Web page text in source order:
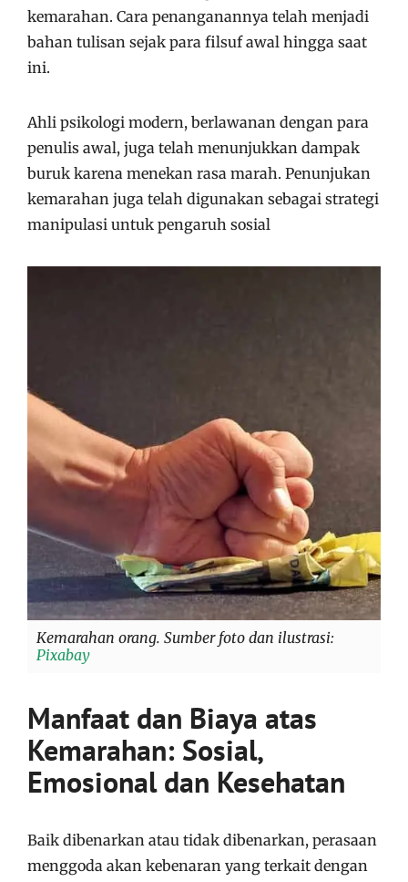
kemarahan. Cara penanganannya telah menjadi
bahan tulisan sejak para filsuf awal hingga saat
ini.
Ahli psikologi modern, berlawanan dengan para
penulis awal, juga telah menunjukkan dampak
buruk karena menekan rasa marah. Penunjukan
kemarahan juga telah digunakan sebagai strategi
manipulasi untuk pengaruh sosial
Kemarahan orang. Sumber foto dan ilustrasi:
Pixabay
Manfaat dan Biaya atas
Kemarahan: Sosial,
Emosional dan Kesehatan
Baik dibenarkan atau tidak dibenarkan, perasaan
menggoda akan kebenaran yang terkait dengan